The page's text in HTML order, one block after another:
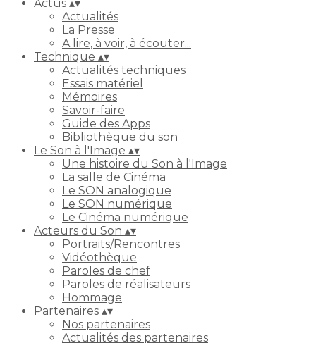
Actus ▴▾
Actualités
La Presse
A lire, à voir, à écouter...
Technique ▴▾
Actualités techniques
Essais matériel
Mémoires
Savoir-faire
Guide des Apps
Bibliothèque du son
Le Son à l'Image ▴▾
Une histoire du Son à l'Image
La salle de Cinéma
Le SON analogique
Le SON numérique
Le Cinéma numérique
Acteurs du Son ▴▾
Portraits/Rencontres
Vidéothèque
Paroles de chef
Paroles de réalisateurs
Hommage
Partenaires ▴▾
Nos partenaires
Actualités des partenaires